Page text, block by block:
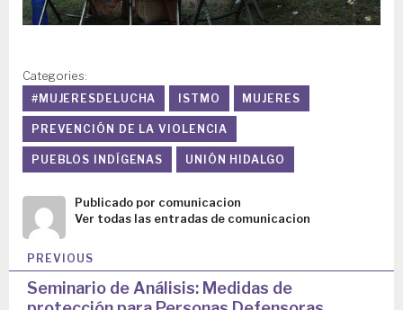
Categories:
#MUJERESDELUCHA
ISTMO MUJERES
PREVENCIÓN DE LA VIOLENCIA
PUEBLOS INDÍGENAS UNIÓN HIDALGO
Publicado por comunicacion
Ver todas las entradas de comunicacion
N
a
PREVIOUS
Seminario de Análisis: Medidas de